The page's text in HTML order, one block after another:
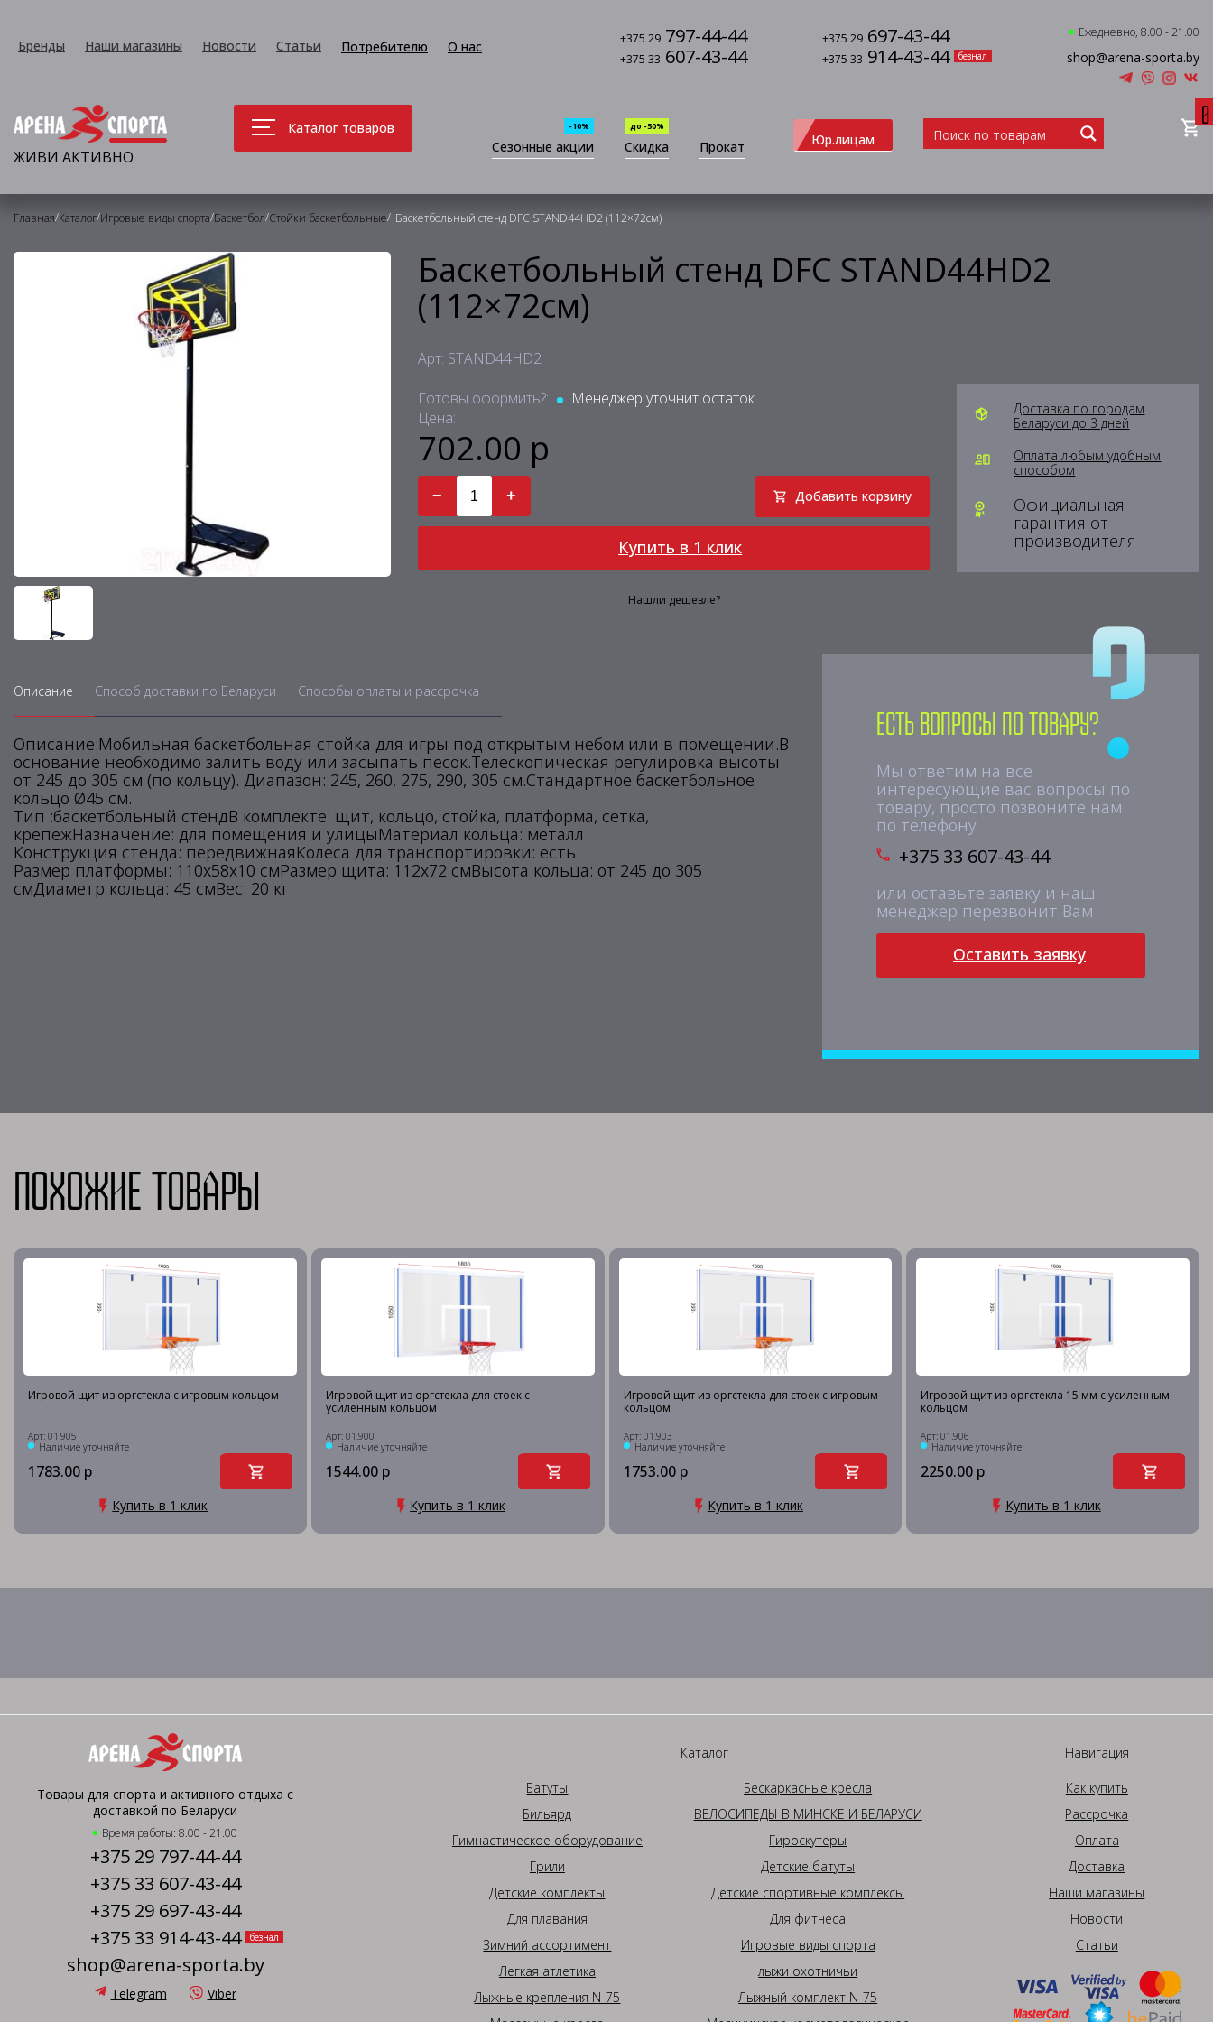
Бренды Наши магазины Новости Статьи Потребителю О нас +375 29 797-44-44 +375 29 697-43-44
+375 33 607-43-44 +375 33 914-43-44 безнал
Ежедневно, 8.00 - 21.00
shop@arena-sporta.by
ЖИВИ АКТИВНО
Каталог товаров
Сезонные акции
-10%
Скидка
до -50%
Прокат Юр.лицам
0
Главная/Каталог/Игровые виды спорта/Баскетбол/Стойки баскетбольные/ Баскетбольный стенд DFC STAND44HD2 (112×72см)
Баскетбольный стенд DFC STAND44HD2
(112×72см)
Арт: STAND44HD2
Готовы оформить?:
Менеджер уточнит остаток
Цена:
702.00 р
− + Добавить корзину
Купить в 1 клик
Нашли дешевле?
Доставка по городам
Беларуси до 3 дней
Оплата любым удобным
способом
Официальная
гарантия от
производителя
Описание Способ доставки по Беларуси Способы оплаты и рассрочка
Описание:Мобильная баскетбольная стойка для игры под открытым небом или в помещении.В
основание необходимо залить воду или засыпать песок.Телескопическая регулировка высоты
от 245 до 305 см (по кольцу). Диапазон: 245, 260, 275, 290, 305 см.Стандартное баскетбольное
кольцо Ø45 см.
Тип :баскетбольный стендВ комплекте: щит, кольцо, стойка, платформа, сетка,
крепежНазначение: для помещения и улицыМатериал кольца: металл
Конструкция стенда: передвижнаяКолеса для транспортировки: есть
Размер платформы: 110x58x10 смРазмер щита: 112x72 смВысота кольца: от 245 до 305
смДиаметр кольца: 45 смВес: 20 кг
Есть вопросы по товару?
Мы ответим на все
интересующие вас вопросы по
товару, просто позвоните нам
по телефону
+375 33 607-43-44
или оставьте заявку и наш
менеджер перезвонит Вам
Оставить заявку
Похожие товары
Игровой щит из оргстекла с игровым кольцом
Арт: 01.905
Наличие уточняйте
1783.00 р
Купить в 1 клик
Игровой щит из оргстекла для стоек с
усиленным кольцом
Арт: 01.900
Наличие уточняйте
1544.00 р
Купить в 1 клик
Игровой щит из оргстекла для стоек с игровым
кольцом
Арт: 01.903
Наличие уточняйте
1753.00 р
Купить в 1 клик
Игровой щит из оргстекла 15 мм с усиленным
кольцом
Арт: 01.906
Наличие уточняйте
2250.00 р
Купить в 1 клик
Товары для спорта и активного отдыха с
доставкой по Беларуси
Время работы: 8.00 - 21.00
+375 29 797-44-44
+375 33 607-43-44
+375 29 697-43-44
+375 33 914-43-44
безнал
shop@arena-sporta.by
Telegram Viber
Каталог
Батуты
Бескаркасные кресла
Бильярд
ВЕЛОСИПЕДЫ В МИНСКЕ И БЕЛАРУСИ
Гимнастическое оборудование
Гироскутеры
Грили
Детские батуты
Детские комплекты
Детские спортивные комплексы
Для плавания
Для фитнеса
Зимний ассортимент
Игровые виды спорта
Легкая атлетика
лыжи охотничьи
Лыжные крепления N-75
Лыжный комплект N-75
Навигация
Как купить
Рассрочка
Оплата
Доставка
Наши магазины
Новости
Статьи